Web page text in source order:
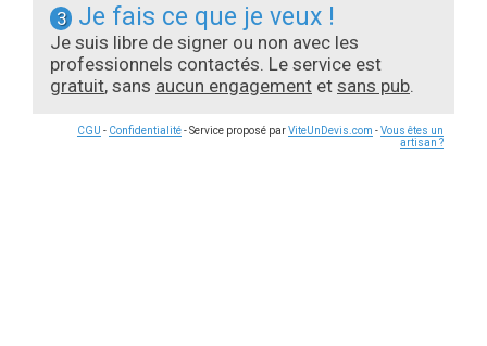
3 Je fais ce que je veux !
Je suis libre de signer ou non avec les
professionnels contactés. Le service est
gratuit, sans aucun engagement et sans pub.
CGU - Confidentialité- Service proposé parViteUnDevis.com -Vous êtes un
artisan ?